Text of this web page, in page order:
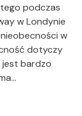
podczas
w Londynie
w
dotyczy
jest bardzo